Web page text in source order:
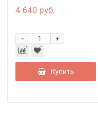
4 640 руб.
+
-
Купить